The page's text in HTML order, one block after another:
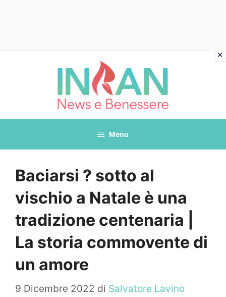
Menu
Baciarsi ? sotto al
vischio a Natale è una
tradizione centenaria |
La storia commovente di
un amore
9 Dicembre 2022 di Salvatore Lavino